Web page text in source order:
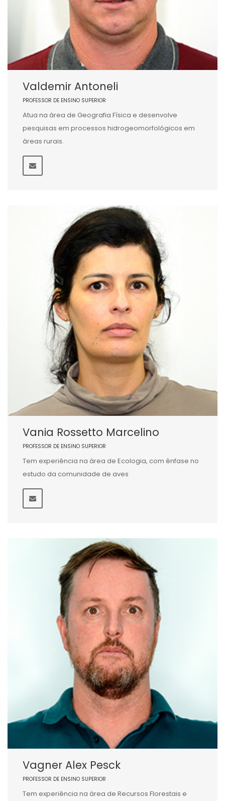
Valdemir Antoneli
PROFESSOR DE ENSINO SUPERIOR
Atua na área de Geografia Física e desenvolve
pesquisas em processos hidrogeomorfológicos em
áreas rurais.
Vania Rossetto Marcelino
PROFESSOR DE ENSINO SUPERIOR
Tem experiência na área de Ecologia, com ênfase no
estudo da comunidade de aves
Vagner Alex Pesck
PROFESSOR DE ENSINO SUPERIOR
Tem experiência na área de Recursos Florestais e